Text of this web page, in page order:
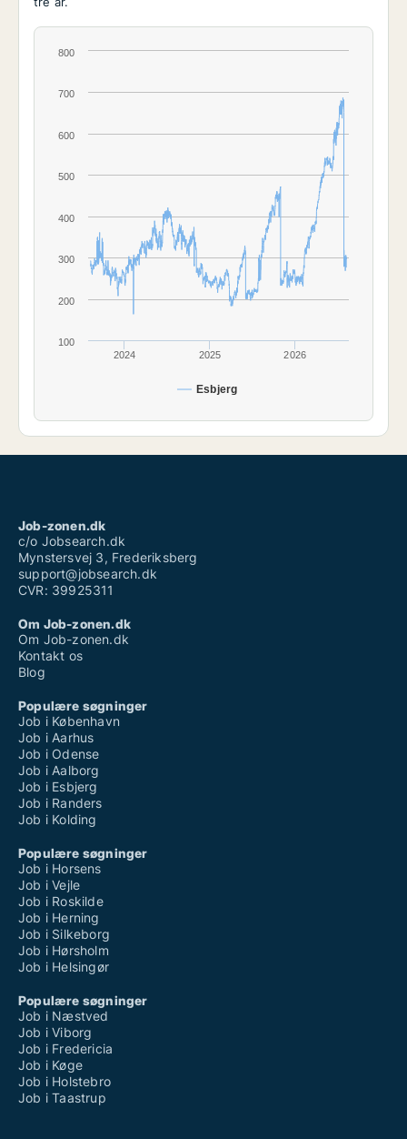
Esbjerg
2024 2025 2026
100
200
300
400
500
600
700
800
Job-zonen.dk
c/o Jobsearch.dk
Mynstersvej 3, Frederiksberg
support@jobsearch.dk
CVR: 39925311
Om Job-zonen.dk
Om Job-zonen.dk
Kontakt os
Blog
Populære søgninger
Job i København
Job i Aarhus
Job i Odense
Job i Aalborg
Job i Esbjerg
Job i Randers
Job i Kolding
Populære søgninger
Job i Horsens
Job i Vejle
Job i Roskilde
Job i Herning
Job i Silkeborg
Job i Hørsholm
Job i Helsingør
Populære søgninger
Job i Næstved
Job i Viborg
Job i Fredericia
Job i Køge
Job i Holstebro
Job i Taastrup